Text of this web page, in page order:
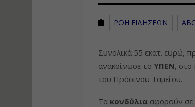
ΡΟΗ ΕΙΔΗΣΕΩΝ
Συνολικά 55 εκατ. ευρώ,
ανακοίνωσε το ΥΠΕΝ, στο
του Πράσινου Ταμείου.
Τα κονδύλια αφορούν σε